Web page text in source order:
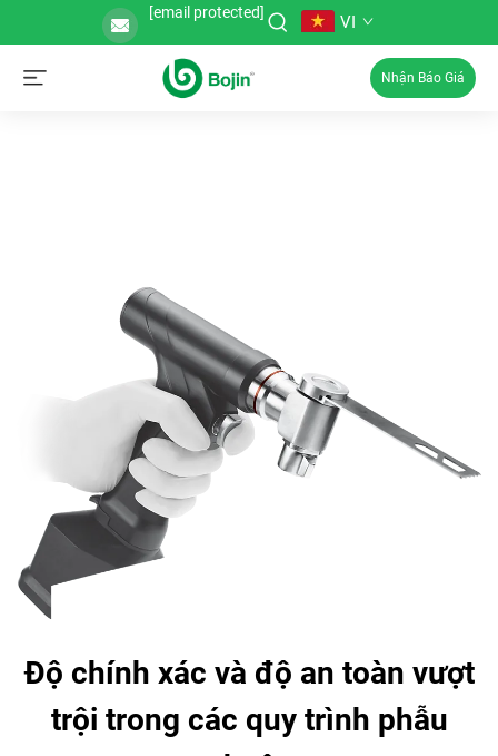
[email protected] VI
Nhận Báo Giá
Độ chính xác và độ an toàn vượt
trội trong các quy trình phẫu